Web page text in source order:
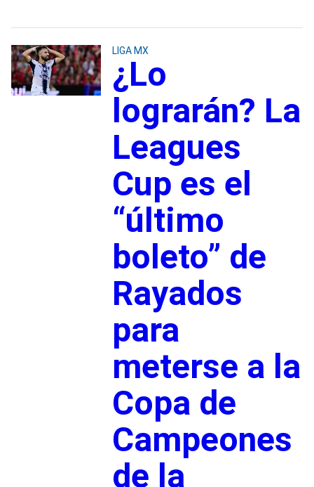
LIGA MX
¿Lo
lograrán? La
Leagues
Cup es el
“último
boleto” de
Rayados
para
meterse a la
Copa de
Campeones
de la